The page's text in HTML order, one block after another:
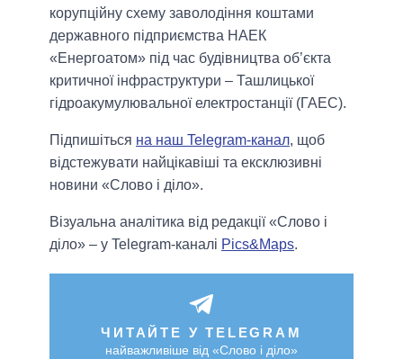
корупційну схему заволодіння коштами
державного підприємства НАЕК
«Енергоатом» під час будівництва об’єкта
критичної інфраструктури – Ташлицької
гідроакумулювальної електростанції (ГАЕС).
Підпишіться на наш Telegram-канал, щоб
відстежувати найцікавіші та ексклюзивні
новини «Слово і діло».
Візуальна аналітика від редакції «Слово і
діло» – у Telegram-каналі Pics&Maps.
ЧИТАЙТЕ У TELEGRAM
найважливіше від «Слово і діло»